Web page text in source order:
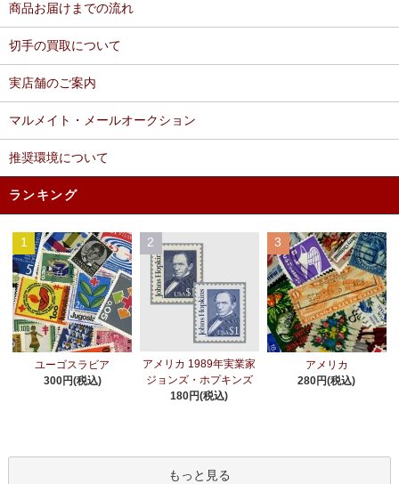
商品お届けまでの流れ
切手の買取について
実店舗のご案内
マルメイト・メールオークション
推奨環境について
ランキング
1
ユーゴスラビア
300円(税込)
2
アメリカ 1989年実業家
ジョンズ・ホプキンズ
180円(税込)
3
アメリカ
280円(税込)
もっと見る